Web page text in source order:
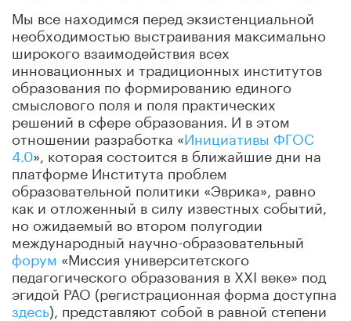
Мы все находимся перед экзистенциальной
необходимостью выстраивания максимально
широкого взаимодействия всех
инновационных и традиционных институтов
образования по формированию единого
смыслового поля и поля практических
решений в сфере образования. И в этом
отношении разработка «Инициативы ФГОС
4.0», которая состоится в ближайшие дни на
платформе Института проблем
образовательной политики «Эврика», равно
как и отложенный в силу известных событий,
но ожидаемый во втором полугодии
международный научно-образовательный
форум «Миссия университетского
педагогического образования в XXI веке» под
эгидой РАО (регистрационная форма доступна
здесь), представляют собой в равной степени